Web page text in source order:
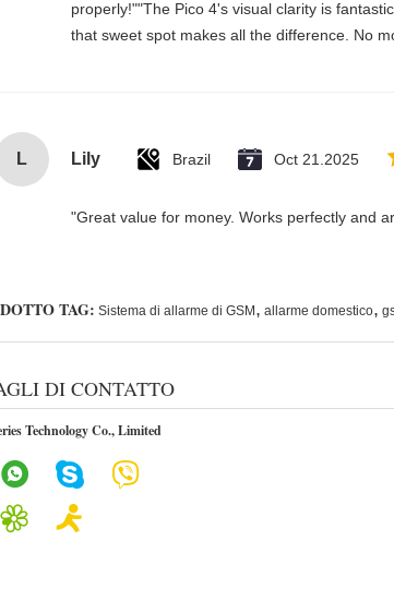
properly!""The Pico 4's visual clarity is
that sweet spot makes all the difference. No
L Lily Brazil Oct 21.2025
"Great value for money. Works perfectly and
TAG: Sistema di allarme di GSM , allarme domestico,
DI CONTATTO
Technology Co., Limited